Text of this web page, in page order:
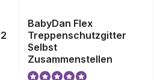
BabyDan Flex
Treppenschutzgitter
Selbst
Zusammenstellen